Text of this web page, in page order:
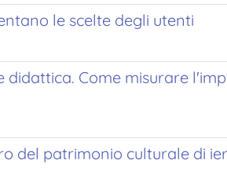
le scelte degli utenti
Come misurare
del patrimonio culturale di